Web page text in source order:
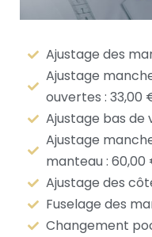
Ajustage des
Ajustage
ouvertes : 33,00
Ajustage bas de
Ajustage
manteau : 60,00
Ajustage des
Fuselage des
Changement